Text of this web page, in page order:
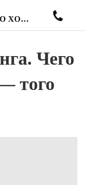
ЗАМЕТКА С ТРЕНИНГА. ЧЕГО ХОЧЕТ ЖЕНЩИНА — ТОГО ХОЧЕТ БОГ
Чего
того